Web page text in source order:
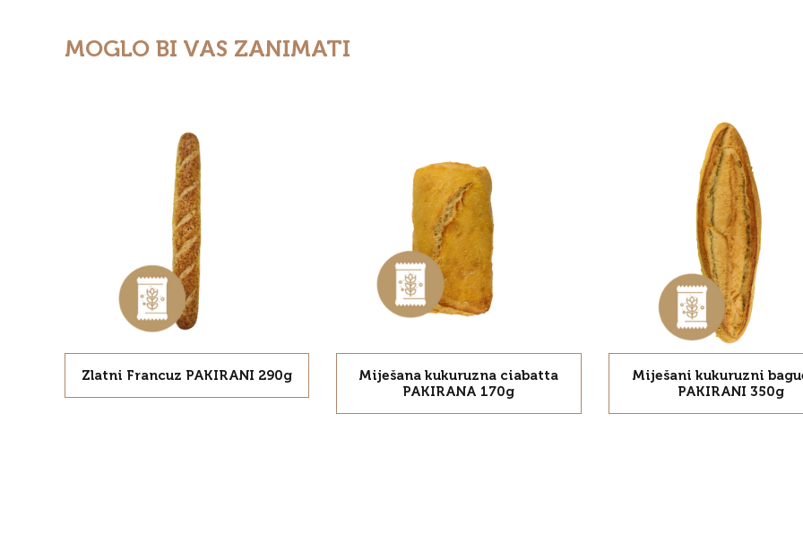
MOGLO BI VAS ZANIMATI
Zlatni Francuz PAKIRANI 290g
Miješana kukuruzna ciabatta
PAKIRANA 170g
Miješani kukuruzni
PAKIRANI 350g